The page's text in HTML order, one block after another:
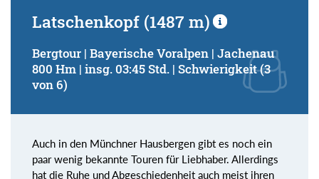
Latschenkopf (1487 m)
Bergtour | Bayerische Voralpen | Jachenau
800 Hm | insg. 03:45 Std. | Schwierigkeit (3
von 6)
Auch in den Münchner Hausbergen gibt es noch ein
paar wenig bekannte Touren für Liebhaber. Allerdings
hat die Ruhe und Abgeschiedenheit auch meist ihren